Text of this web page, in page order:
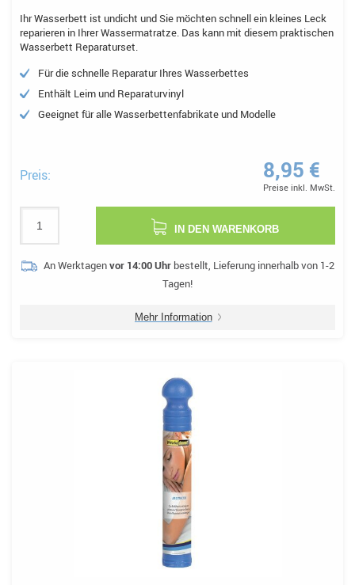
Ihr Wasserbett ist undicht und Sie möchten schnell ein kleines Leck
reparieren in Ihrer Wassermatratze. Das kann mit diesem praktischen
Wasserbett Reparaturset.
Für die schnelle Reparatur Ihres Wasserbettes
Enthält Leim und Reparaturvinyl
Geeignet für alle Wasserbettenfabrikate und Modelle
Preis: 8,95 €
Preise inkl. MwSt.
IN DEN WARENKORB
An Werktagenvor 14:00 Uhrbestellt, Lieferung innerhalb von 1-2
Tagen!
Mehr Information